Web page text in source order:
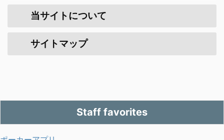
当サイトについて
サイトマップ
Staff favorites